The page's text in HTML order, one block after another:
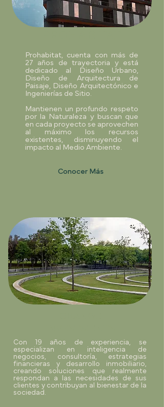
Prohabitat, cuenta con más de
27 años de trayectoria y está
dedicado al Diseño Urbano,
Diseño de Arquitectura de
Paisaje, Diseño Arquitectónico e
Ingenierías de Sitio.
Mantienen un profundo respeto
por la Naturaleza y buscan que
en cada proyecto se aprovechen
al máximo los recursos
existentes, disminuyendo el
impacto al Medio Ambiente.
Conocer Más
Con 19 años de experiencia, se
especializan en inteligencia de
negocios, consultoría, estrategias
financieras y desarrollo inmobiliario,
creando soluciones que realmente
respondan a las necesidades de sus
clientes y contribuyan al bienestar de la
sociedad.